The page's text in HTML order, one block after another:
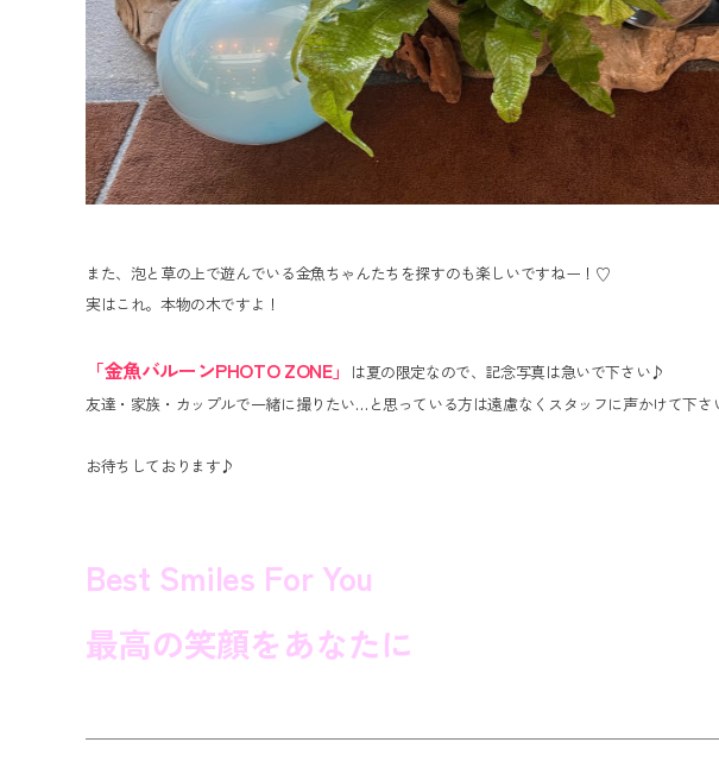
また、泡と草の上で遊んでいる金魚ちゃんたちを探すのも楽しいですねー！♡
実はこれ。本物の木ですよ！
「金魚バルーンPHOTO ZONE」
は夏の限定なので、記念写真は急いで下さい♪
友達・家族・カップルで一緒に撮りたい…と思っている方は遠慮なくスタッフに声かけて下さ
お待ちしております♪
Best Smiles For You
最高の笑顔をあなたに